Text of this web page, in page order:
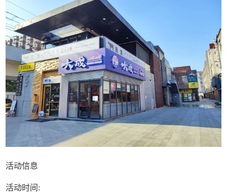
活动信息
活动时间: